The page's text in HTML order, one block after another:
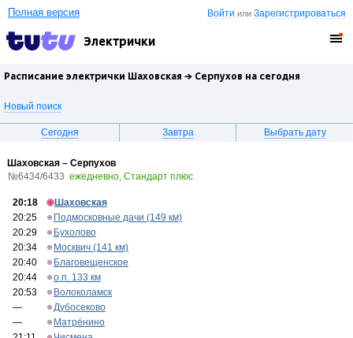
Войти илиЗарегистрироваться
Полная версия
Электрички
Расписание электрички Шаховская → Серпухов на сегодня
Новый поиск
Сегодня Завтра Выбрать дату
Шаховская – Серпухов
№6434/6433 ежедневно, Стандарт плюс
20:18
Шаховская
20:25
Подмосковные дачи (149 км)
20:29
Бухолово
20:34
Москвич (141 км)
20:40
Благовещенское
20:44
о.п. 133 км
20:53
Волоколамск
—
Дубосеково
—
Матрёнино